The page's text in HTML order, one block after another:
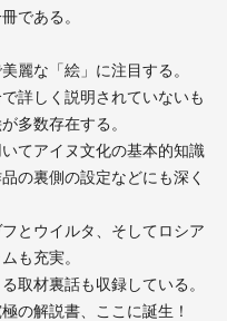
である。
麗な「絵」に注目する。
詳しく説明されていないも
多数存在する。
てアイヌ文化の基本的知識
の裏側の設定などにも深く
とウイルタ、そしてロシア
も充実。
取材裏話も収録している。
の解説書、ここに誕生！